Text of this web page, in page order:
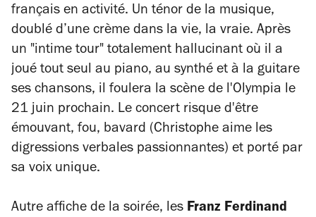
français en activité. Un ténor de la musique,
doublé d’une crème dans la vie, la vraie. Après
un "intime tour" totalement hallucinant où il a
joué tout seul au piano, au synthé et à la guitare
ses chansons, il foulera la scène de l'Olympia le
21 juin prochain. Le concert risque d'être
émouvant, fou, bavard (Christophe aime les
digressions verbales passionnantes) et porté par
sa voix unique.
Autre affiche de la soirée, les Franz Ferdinand